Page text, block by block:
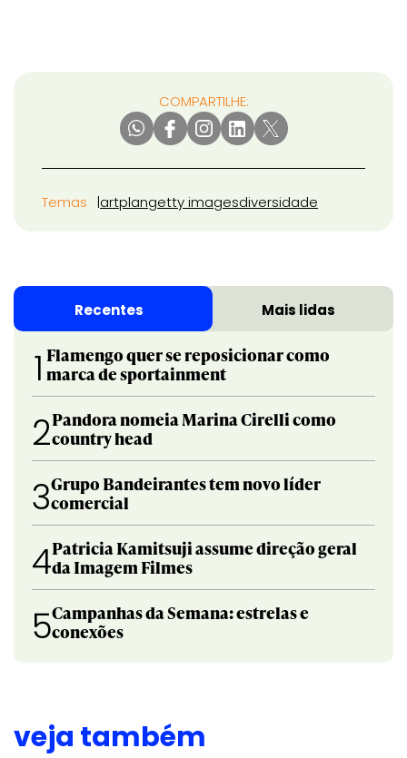
COMPARTILHE:
Temas artplangetty imagesdiversidade
Recentes Mais lidas
1 Flamengo quer se reposicionar como
marca de sportainment
2Pandora nomeia Marina Cirelli como
country head
3Grupo Bandeirantes tem novo líder
comercial
4Patricia Kamitsuji assume direção geral
da Imagem Filmes
5Campanhas da Semana: estrelas e
conexões
veja também